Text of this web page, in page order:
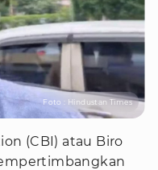
Foto : Hindustan Times
(CBI) atau Biro